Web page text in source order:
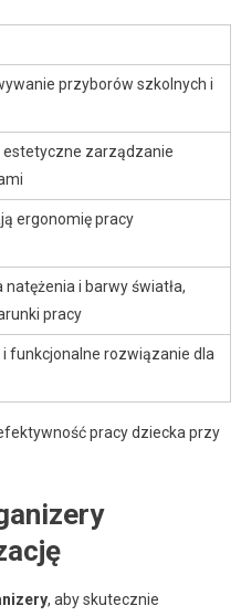
przyborów szkolnych i
estetyczne zarządzanie
ergonomię pracy
natężenia i barwy światła,
pracy
i funkcjonalne rozwiązanie dla
pracy dziecka przy
, aby skutecznie